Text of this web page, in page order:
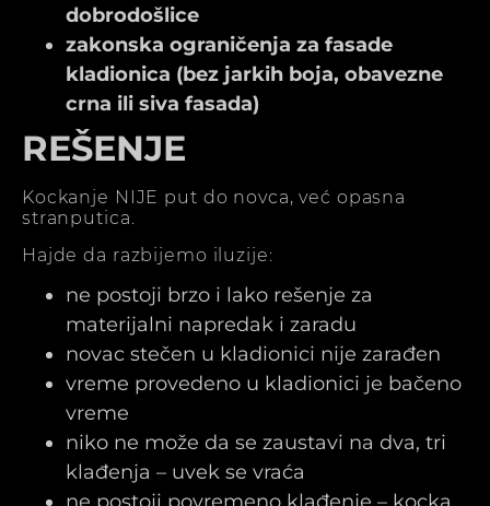
dobrodošlice
zakonska ograničenja za fasade
kladionica (bez jarkih boja, obavezne
crna ili siva fasada)
REŠENJE
Kockanje NIJE put do novca, već opasna
stranputica.
Hajde da razbijemo iluzije:
ne postoji brzo i lako rešenje za
materijalni napredak i zaradu
novac stečen u kladionici nije zarađen
vreme provedeno u kladionici je bačeno
vreme
niko ne može da se zaustavi na dva, tri
klađenja – uvek se vraća